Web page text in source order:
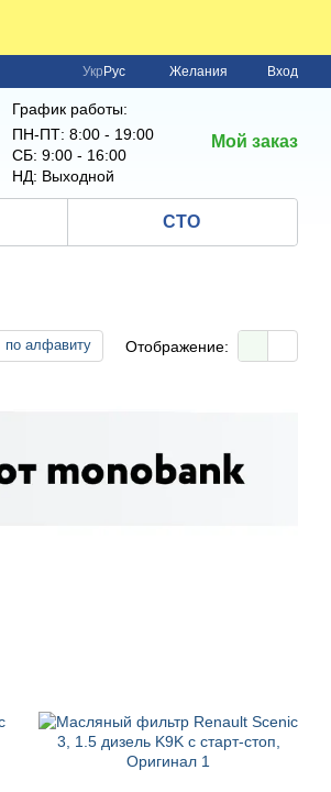
Укр Рус Желания Вход
График работы:
ПН-ПТ: 8:00 - 19:00
СБ: 9:00 - 16:00
НД: Выходной
Мой заказ
СТО
по алфавиту Отображение: